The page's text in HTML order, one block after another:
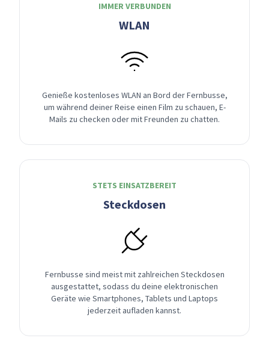
IMMER VERBUNDEN
WLAN
Genieße kostenloses WLAN an Bord der Fernbusse,
um während deiner Reise einen Film zu schauen, E-
Mails zu checken oder mit Freunden zu chatten.
STETS EINSATZBEREIT
Steckdosen
Fernbusse sind meist mit zahlreichen Steckdosen
ausgestattet, sodass du deine elektronischen
Geräte wie Smartphones, Tablets und Laptops
jederzeit aufladen kannst.